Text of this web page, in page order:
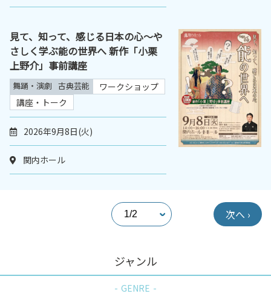
見て、知って、感じる日本の心～や
さしく学ぶ能の世界へ 新作「小栗
上野介」事前講座
舞踊・演劇 古典芸能
ワークショップ
講座・トーク
2026年9月8日(火)
関内ホール
次へ ›
ジャンル
GENRE